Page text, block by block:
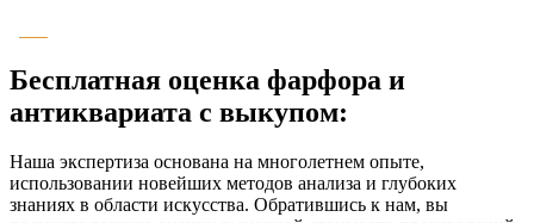
Бесплатная оценка фарфора и
антиквариата с выкупом:
Наша экспертиза основана на многолетнем опыте,
использовании новейших методов анализа и глубоких
знаниях в области искусства. Обратившись к нам, вы